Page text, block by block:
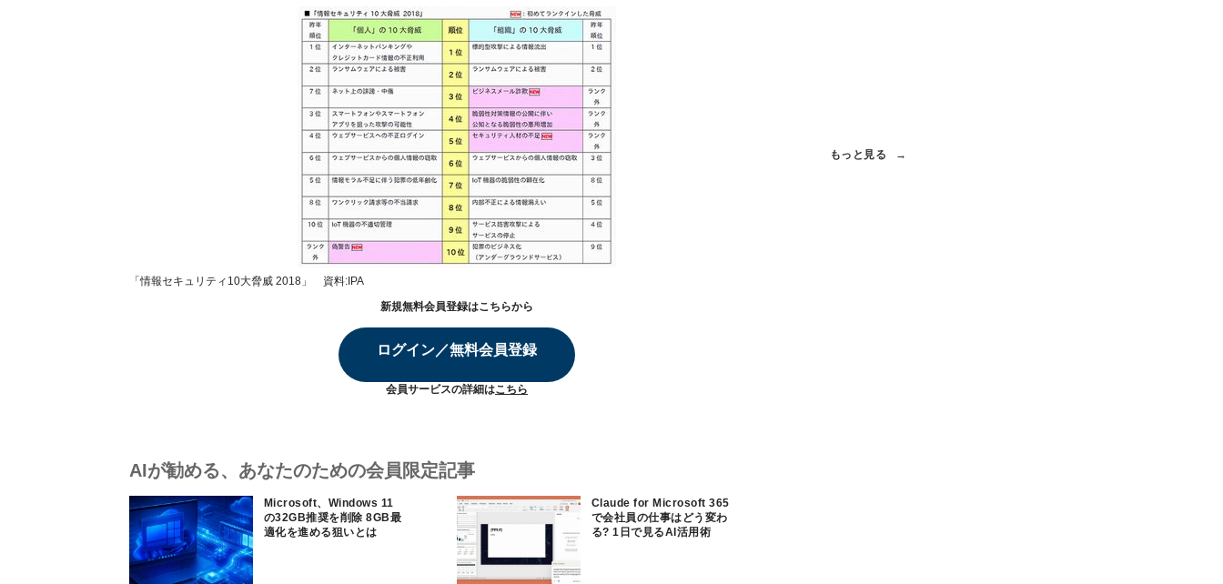
「情報セキュリティ10大脅威 2018」 資料:IPA
新規無料会員登録はこちらから
ログイン／無料会員登録
会員サービスの詳細はこちら
AIが勧める、あなたのための会員限定記事
Microsoft、Windows 11
の32GB推奨を削除 8GB最
適化を進める狙いとは
Claude for Microsoft 365
で会社員の仕事はどう変わ
る? 1日で見るAI活用術
もっと見る